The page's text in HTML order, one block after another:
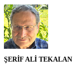
ŞERİF ALİ TEKALAN